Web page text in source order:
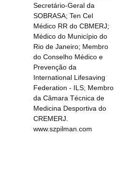
Secretário-Geral da
SOBRASA; Ten Cel
Médico RR do CBMERJ;
Médico do Município do
Rio de Janeiro; Membro
do Conselho Médico e
Prevenção da
International Lifesaving
Federation - ILS; Membro
da Câmara Técnica de
Medicina Desportiva do
CREMERJ.
www.szpilman.com